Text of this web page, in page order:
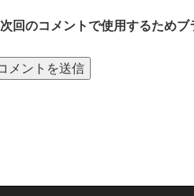
次回のコメントで使用するため